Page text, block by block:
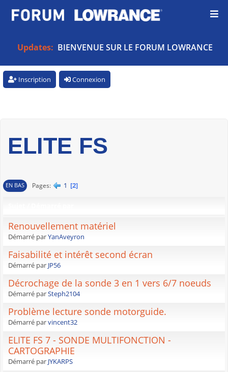
Updates: BIENVENUE SUR LE FORUM LOWRANCE
Inscription Connexion
ELITE FS
EN BAS Pages 1 2
Renouvellement matériel
Démarré parYanAveyron
Faisabilité et intérêt second écran
Démarré par JP56
Décrochage de la sonde 3 en 1 vers 6/7 noeuds
Démarré parSteph2104
Problème lecture sonde motorguide.
Démarré parvincent32
ELITE FS 7 - SONDE MULTIFONCTION -
CARTOGRAPHIE
Démarré par JYKARPS